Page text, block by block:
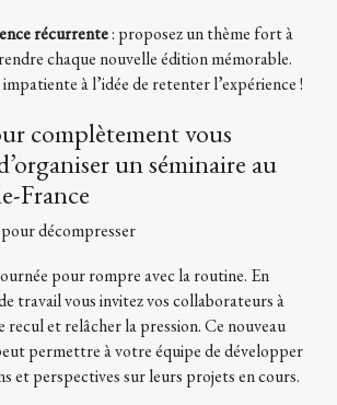
récurrente: proposez un thème fort à
chaque nouvelle édition mémorable.
à l’idée de retenter l’expérience !
complètement vous
un séminaire au
France
décompresser
pour rompre avec la routine. En
travail vous invitez vos collaborateurs à
recul et relâcher la pression. Ce nouveau
permettre à votre équipe de développer
et perspectives sur leurs projets en cours.